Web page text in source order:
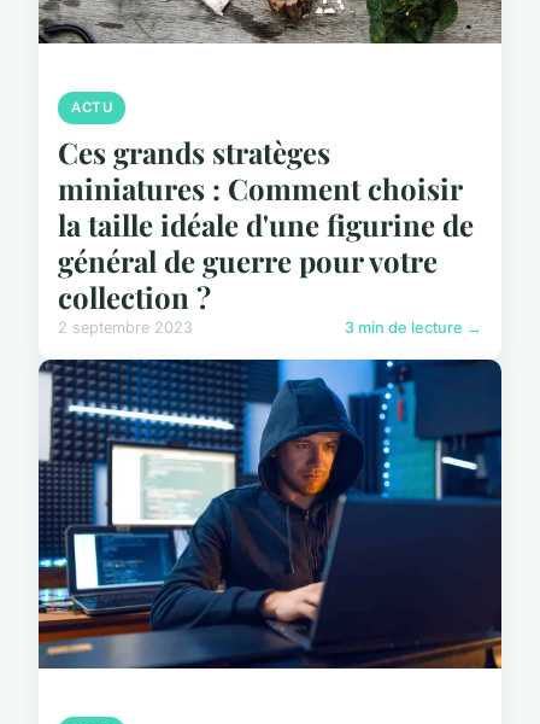
ACTU
Ces grands stratèges
miniatures : Comment choisir
la taille idéale d'une figurine de
général de guerre pour votre
collection ?
2 septembre 2023 3 min de lecture →